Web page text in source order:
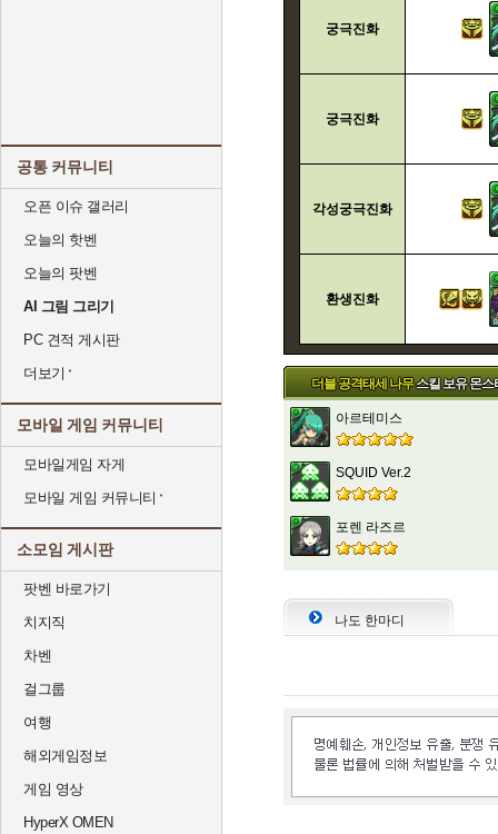
공통 커뮤니티
오픈 이슈 갤러리
오늘의 핫벤
오늘의 팟벤
AI 그림 그리기
PC 견적 게시판
더보기
모바일 게임 커뮤니티
모바일게임 자게
모바일 게임 커뮤니티
소모임 게시판
팟벤 바로가기
치지직
차벤
걸그룹
여행
해외게임정보
게임 영상
HyperX OMEN
궁극진화
궁극진화
각성궁극진화
환생진화
더블 공격태세 나무스킬 보유 몬스
아르테미스
SQUID Ver.2
포렌 라즈르
나도 한마디